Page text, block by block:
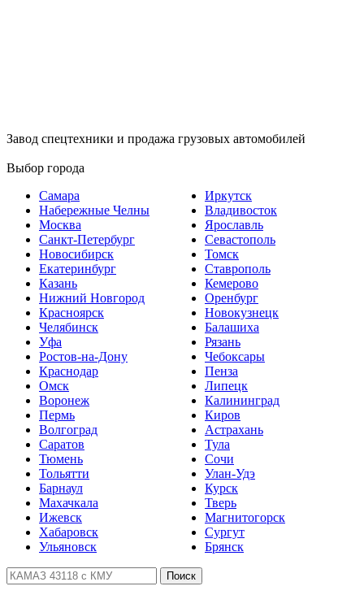
Завод спецтехники и продажа грузовых автомобилей
Выбор города
Самара
Набережные Челны
Москва
Санкт-Петербург
Новосибирск
Екатеринбург
Казань
Нижний Новгород
Красноярск
Челябинск
Уфа
Ростов-на-Дону
Краснодар
Омск
Воронеж
Пермь
Волгоград
Саратов
Тюмень
Тольятти
Барнаул
Махачкала
Ижевск
Хабаровск
Ульяновск
Иркутск
Владивосток
Ярославль
Севастополь
Томск
Ставрополь
Кемерово
Оренбург
Новокузнецк
Балашиха
Рязань
Чебоксары
Пенза
Липецк
Калининград
Киров
Астрахань
Тула
Сочи
Улан-Удэ
Курск
Тверь
Магнитогорск
Сургут
Брянск
Поиск